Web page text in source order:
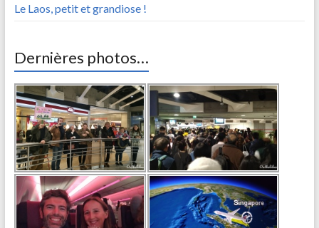
Le Laos, petit et grandiose !
Dernières photos…